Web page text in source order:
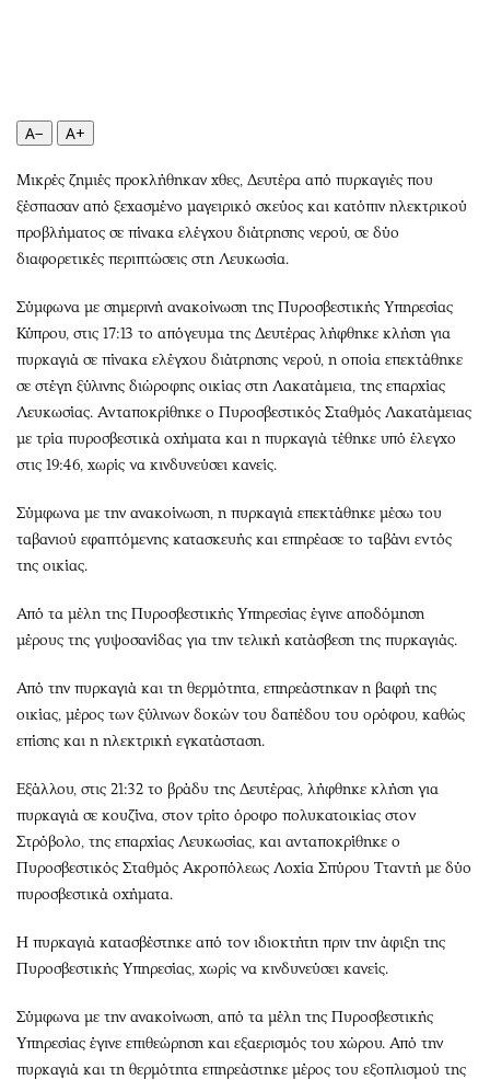
Πολιτισμός
Θέατρο-Χορός
Μουσική
Εικαστικά
Χειρόγραφα
Podcasts
Uncut
Προσφορές
Επιστολές
A− A+
Μικρές ζημιές προκλήθηκαν χθες, Δευτέρα από πυρκαγιές που
ξέσπασαν από ξεχασμένο μαγειρικό σκεύος και κατόπιν ηλεκτρικού
προβλήματος σε πίνακα ελέγχου διάτρησης νερού, σε δύο
διαφορετικές περιπτώσεις στη Λευκωσία.
Σύμφωνα με σημερινή ανακοίνωση της Πυροσβεστικής Υπηρεσίας
Κύπρου, στις 17:13 το απόγευμα της Δευτέρας λήφθηκε κλήση για
πυρκαγιά σε πίνακα ελέγχου διάτρησης νερού, η οποία επεκτάθηκε
σε στέγη ξύλινης διώροφης οικίας στη Λακατάμεια, της επαρχίας
Λευκωσίας. Ανταποκρίθηκε ο Πυροσβεστικός Σταθμός Λακατάμειας
με τρία πυροσβεστικά οχήματα και η πυρκαγιά τέθηκε υπό έλεγχο
στις 19:46, χωρίς να κινδυνεύσει κανείς.
Σύμφωνα με την ανακοίνωση, η πυρκαγιά επεκτάθηκε μέσω του
ταβανιού εφαπτόμενης κατασκευής και επηρέασε το ταβάνι εντός
της οικίας.
Από τα μέλη της Πυροσβεστικής Υπηρεσίας έγινε αποδόμηση
μέρους της γυψοσανίδας για την τελική κατάσβεση της πυρκαγιάς.
Από την πυρκαγιά και τη θερμότητα, επηρεάστηκαν η βαφή της
οικίας, μέρος των ξύλινων δοκών του δαπέδου του ορόφου, καθώς
επίσης και η ηλεκτρική εγκατάσταση.
Εξάλλου, στις 21:32 το βράδυ της Δευτέρας, λήφθηκε κλήση για
πυρκαγιά σε κουζίνα, στον τρίτο όροφο πολυκατοικίας στον
Στρόβολο, της επαρχίας Λευκωσίας, και ανταποκρίθηκε ο
Πυροσβεστικός Σταθμός Ακροπόλεως Λοχία Σπύρου Τταντή με δύο
πυροσβεστικά οχήματα.
Η πυρκαγιά κατασβέστηκε από τον ιδιοκτήτη πριν την άφιξη της
Πυροσβεστικής Υπηρεσίας, χωρίς να κινδυνεύσει κανείς.
Σύμφωνα με την ανακοίνωση, από τα μέλη της Πυροσβεστικής
Υπηρεσίας έγινε επιθεώρηση και εξαερισμός του χώρου. Από την
πυρκαγιά και τη θερμότητα επηρεάστηκε μέρος του εξοπλισμού της